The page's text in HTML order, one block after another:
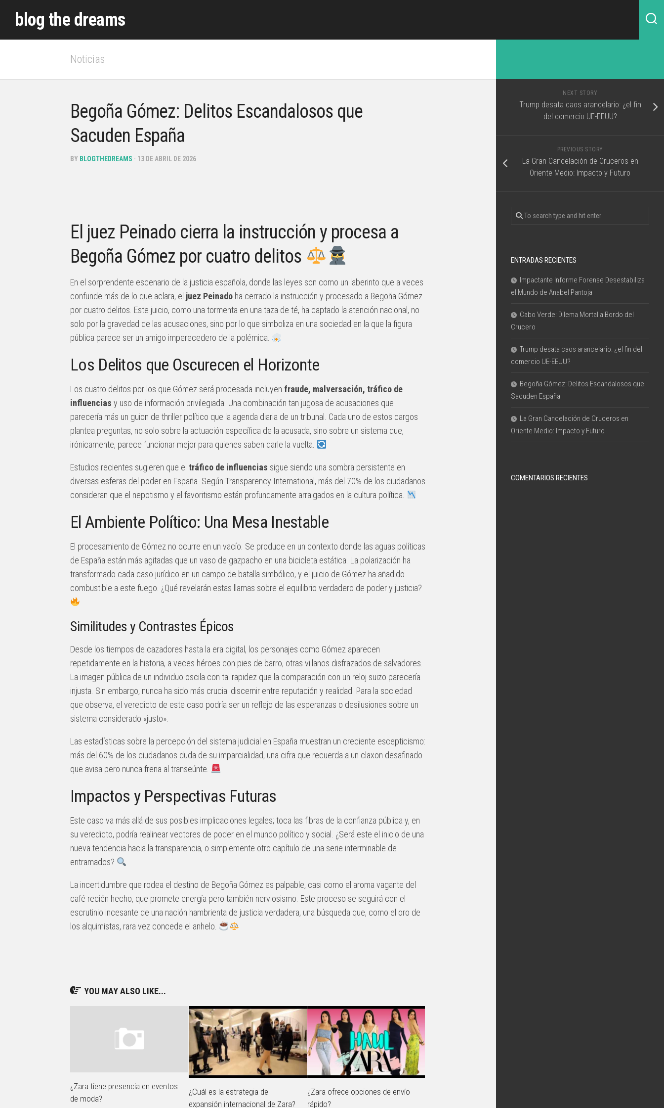
contentblog the dreams
Noticias
Begoña Gómez: Delitos Escandalosos que
Sacuden España
BY BLOGTHEDREAMS · 13 DE ABRIL DE 2026
El juez Peinado cierra la instrucción y procesa a
Begoña Gómez por cuatro delitos
En el sorprendente escenario de la justicia española, donde las leyes son como un laberinto que a veces
confunde más de lo que aclara, el juez Peinado ha cerrado la instrucción y procesado a Begoña Gómez
por cuatro delitos. Este juicio, como una tormenta en una taza de té, ha captado la atención nacional, no
solo por la gravedad de las acusaciones, sino por lo que simboliza en una sociedad en la que la figura
pública parece ser un amigo imperecedero de la polémica.
Los Delitos que Oscurecen el Horizonte
Los cuatro delitos por los que Gómez será procesada incluyen fraude, malversación, tráfico de
influencias y uso de información privilegiada. Una combinación tan jugosa de acusaciones que
parecería más un guion de thriller político que la agenda diaria de un tribunal. Cada uno de estos cargos
plantea preguntas, no solo sobre la actuación específica de la acusada, sino sobre un sistema que,
irónicamente, parece funcionar mejor para quienes saben darle la vuelta.
Estudios recientes sugieren que el tráfico de influencias sigue siendo una sombra persistente en
diversas esferas del poder en España. Según Transparency International, más del 70% de los ciudadanos
consideran que el nepotismo y el favoritismo están profundamente arraigados en la cultura política.
El Ambiente Político: Una Mesa Inestable
El procesamiento de Gómez no ocurre en un vacío. Se produce en un contexto donde las aguas políticas
de España están más agitadas que un vaso de gazpacho en una bicicleta estática. La polarización ha
transformado cada caso jurídico en un campo de batalla simbólico, y el juicio de Gómez ha añadido
combustible a este fuego. ¿Qué revelarán estas llamas sobre el equilibrio verdadero de poder y justicia?
Similitudes y Contrastes Épicos
Desde los tiempos de cazadores hasta la era digital, los personajes como Gómez aparecen
repetidamente en la historia, a veces héroes con pies de barro, otras villanos disfrazados de salvadores.
La imagen pública de un individuo oscila con tal rapidez que la comparación con un reloj suizo parecería
injusta. Sin embargo, nunca ha sido más crucial discernir entre reputación y realidad. Para la sociedad
que observa, el veredicto de este caso podría ser un reflejo de las esperanzas o desilusiones sobre un
sistema considerado «justo».
Las estadísticas sobre la percepción del sistema judicial en España muestran un creciente escepticismo:
más del 60% de los ciudadanos duda de su imparcialidad, una cifra que recuerda a un claxon desafinado
que avisa pero nunca frena al transeúnte.
Impactos y Perspectivas Futuras
Este caso va más allá de sus posibles implicaciones legales; toca las fibras de la confianza pública y, en
su veredicto, podría realinear vectores de poder en el mundo político y social. ¿Será este el inicio de una
nueva tendencia hacia la transparencia, o simplemente otro capítulo de una serie interminable de
entramados?
La incertidumbre que rodea el destino de Begoña Gómez es palpable, casi como el aroma vagante del
café recién hecho, que promete energía pero también nerviosismo. Este proceso se seguirá con el
escrutinio incesante de una nación hambrienta de justicia verdadera, una búsqueda que, como el oro de
los alquimistas, rara vez concede el anhelo.
YOU MAY ALSO LIKE...
¿Zara tiene presencia en eventos
de moda?
¿Cuál es la estrategia de
expansión internacional de Zara?
¿Zara ofrece opciones de envío
rápido?
NEXT STORY
Trump desata caos arancelario: ¿el fin
del comercio UE-EEUU?
PREVIOUS STORY
La Gran Cancelación de Cruceros en
Oriente Medio: Impacto y Futuro
ENTRADAS RECIENTES
Impactante Informe Forense Desestabiliza
el Mundo de Anabel Pantoja
Cabo Verde: Dilema Mortal a Bordo del
Crucero
Trump desata caos arancelario: ¿el fin del
comercio UE-EEUU?
Begoña Gómez: Delitos Escandalosos que
Sacuden España
La Gran Cancelación de Cruceros en
Oriente Medio: Impacto y Futuro
COMENTARIOS RECIENTES